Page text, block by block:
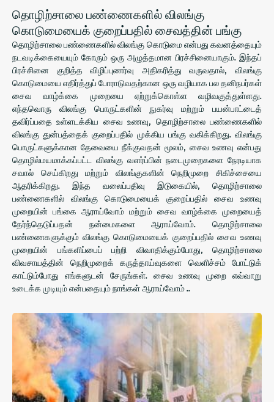
தொழிற்சாலை பண்ணைகளில் விலங்கு
கொடுமையைக் குறைப்பதில் சைவத்தின் பங்கு
தொழிற்சாலை பண்ணைகளில் விலங்கு கொடுமை என்பது கவனத்தையும்
நடவடிக்கையையும் கோரும் ஒரு அழுத்தமான பிரச்சினையாகும். இந்தப்
பிரச்சினை குறித்த விழிப்புணர்வு அதிகரித்து வருவதால், விலங்கு
கொடுமையை எதிர்த்துப் போராடுவதற்கான ஒரு வழியாக பல தனிநபர்கள்
சைவ வாழ்க்கை முறையை ஏற்றுக்கொள்ள வழிவகுத்துள்ளது.
எந்தவொரு விலங்கு பொருட்களின் நுகர்வு மற்றும் பயன்பாட்டைத்
தவிர்ப்பதை உள்ளடக்கிய சைவ உணவு, தொழிற்சாலை பண்ணைகளில்
விலங்கு துன்பத்தைக் குறைப்பதில் முக்கிய பங்கு வகிக்கிறது. விலங்கு
பொருட்களுக்கான தேவையை நீக்குவதன் மூலம், சைவ உணவு என்பது
தொழில்மயமாக்கப்பட்ட விலங்கு வளர்ப்பின் நடைமுறைகளை நேரடியாக
சவால் செய்கிறது மற்றும் விலங்குகளின் நெறிமுறை சிகிச்சையை
ஆதரிக்கிறது. இந்த வலைப்பதிவு இடுகையில், தொழிற்சாலை
பண்ணைகளில் விலங்கு கொடுமையைக் குறைப்பதில் சைவ உணவு
முறையின் பங்கை ஆராய்வோம் மற்றும் சைவ வாழ்க்கை முறையைத்
தேர்ந்தெடுப்பதன் நன்மைகளை ஆராய்வோம். தொழிற்சாலை
பண்ணைகளுக்கும் விலங்கு கொடுமையைக் குறைப்பதில் சைவ உணவு
முறையின் பங்களிப்பைப் பற்றி விவாதிக்கும்போது, ​​தொழிற்சாலை
விவசாயத்தின் நெறிமுறைக் கருத்தாய்வுகளை வெளிச்சம் போட்டுக்
காட்டும்போது எங்களுடன் சேருங்கள். சைவ உணவு முறை எவ்வாறு
உடைக்க முடியும் என்பதையும் நாங்கள் ஆராய்வோம் ..